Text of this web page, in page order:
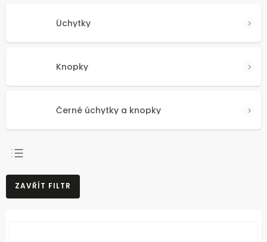
Úchytky
Knopky
Černé úchytky a knopky
NEJPRODÁVANĚJŠÍ
NEJLEVNĚJŠÍ
ZAVŘÍT FILTR